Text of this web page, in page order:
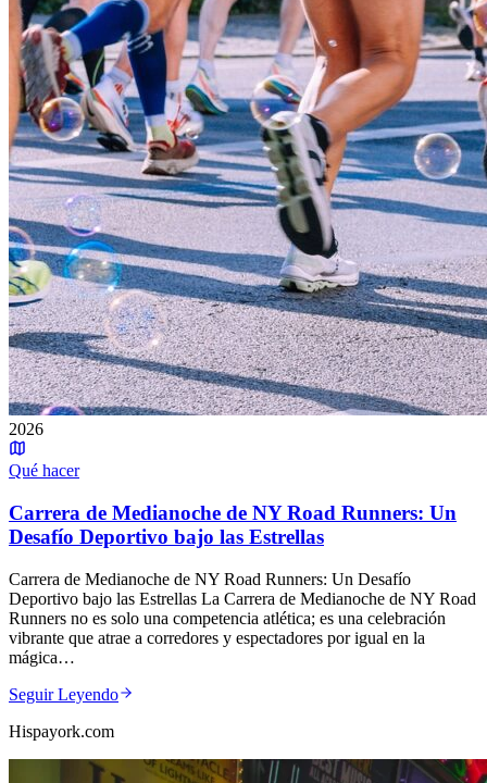
2026
Qué hacer
Carrera de Medianoche de NY Road Runners: Un
Desafío Deportivo bajo las Estrellas
Carrera de Medianoche de NY Road Runners: Un Desafío
Deportivo bajo las Estrellas La Carrera de Medianoche de NY Road
Runners no es solo una competencia atlética; es una celebración
vibrante que atrae a corredores y espectadores por igual en la
mágica…
Seguir Leyendo
Hispayork.com